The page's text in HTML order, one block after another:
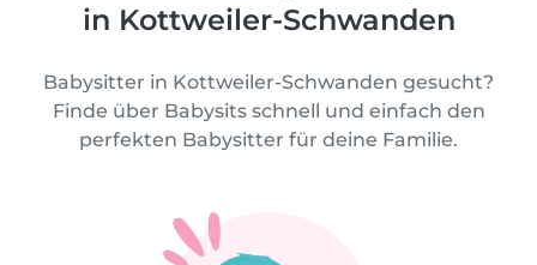
in Kottweiler-Schwanden
Babysitter in Kottweiler-Schwanden gesucht?
Finde über Babysits schnell und einfach den
perfekten Babysitter für deine Familie.